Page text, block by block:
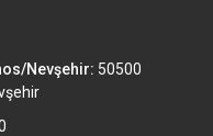
Nevşehir: 50500